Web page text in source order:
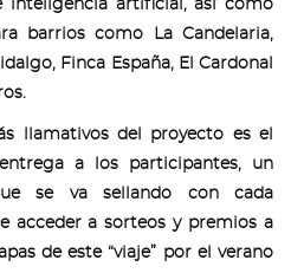
inteligencia artificial, así como
barrios como La Candelaria,
Finca España, El Cardonal
llamativos del proyecto es el
a los participantes, un
se va sellando con cada
acceder a sorteos y premios a
de este “viaje” por el verano